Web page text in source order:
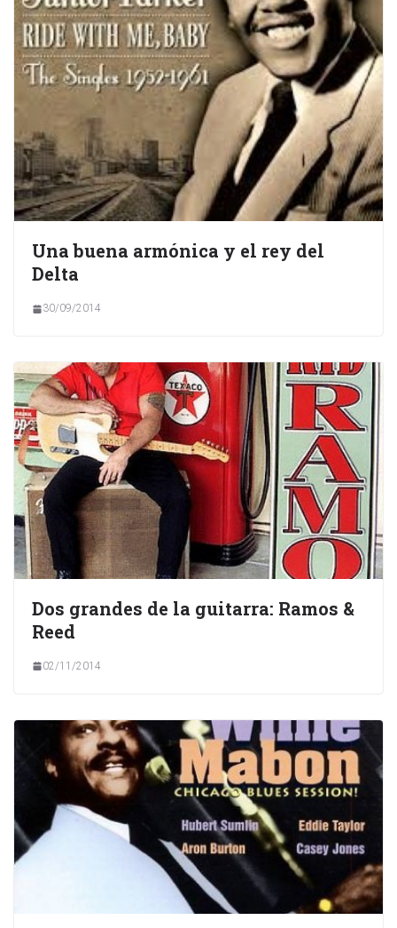
Una buena armónica y el rey del
Delta
30/09/2014
Dos grandes de la guitarra: Ramos &
Reed
02/11/2014